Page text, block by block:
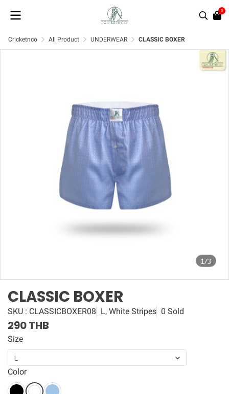
0
Cricketnco All Product UNDERWEAR CLASSIC BOXER
1/3
CLASSIC BOXER
SKU : CLASSICBOXER08 L, White Stripes 0 Sold
290 THB
Size
L
Color